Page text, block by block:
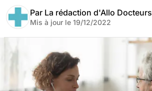
Par La rédaction d'Allo Docteurs
Mis à jour le 19/12/2022